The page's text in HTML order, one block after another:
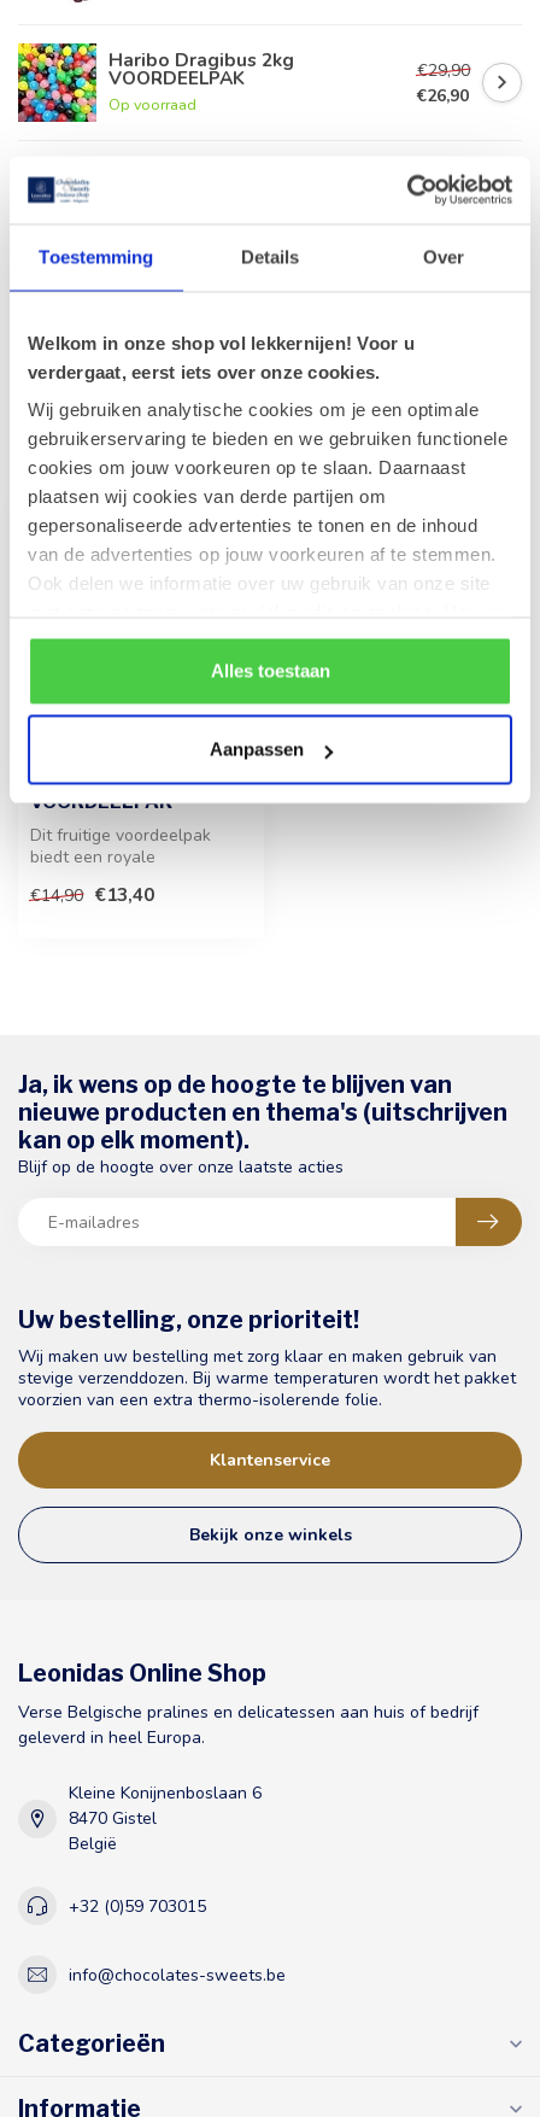
Toestemming Details Over
Welkom in onze shop vol lekkernijen! Voor u
verdergaat, eerst iets over onze cookies.
Wij gebruiken analytische cookies om je een optimale
gebruikerservaring te bieden en we gebruiken functionele
cookies om jouw voorkeuren op te slaan. Daarnaast
plaatsen wij cookies van derde partijen om
gepersonaliseerde advertenties te tonen en de inhoud
van de advertenties op jouw voorkeuren af te stemmen.
Ook delen we informatie over uw gebruik van onze site
rekening mee dat als je bepaalde cookies blokkeert, het
de correcte werking van de website kan verstoren.
Alles toestaan
Aanpassen
Haribo Dragibus 2kg
VOORDEELPAK
Op voorraad
€29,90
€26,90
€7,10
€5,35
Leonidas Chocolademunten
Op voorraad
Recent bekeken
-10%
Kersen 1kg
VOORDEELPAK
Dit fruitige voordeelpak
biedt een royale
bekende vorm v...
€14,90 €13,40
Uw bestelling, onze prioriteit!
Wij maken uw bestelling met zorg klaar en maken gebruik van
stevige verzenddozen. Bij warme temperaturen wordt het pakket
voorzien van een extra thermo-isolerende folie.
Klantenservice
Bekijk onze winkels
Ja, ik wens op de hoogte te blijven van
nieuwe producten en thema's (uitschrijven
kan op elk moment).
Blijf op de hoogte over onze laatste acties
Leonidas Online Shop
Verse Belgische pralines en delicatessen aan huis of bedrijf
geleverd in heel Europa.
Kleine Konijnenboslaan 6
8470 Gistel
België
+32 (0)59 703015
info@chocolates-sweets.be
Categorieën
Informatie